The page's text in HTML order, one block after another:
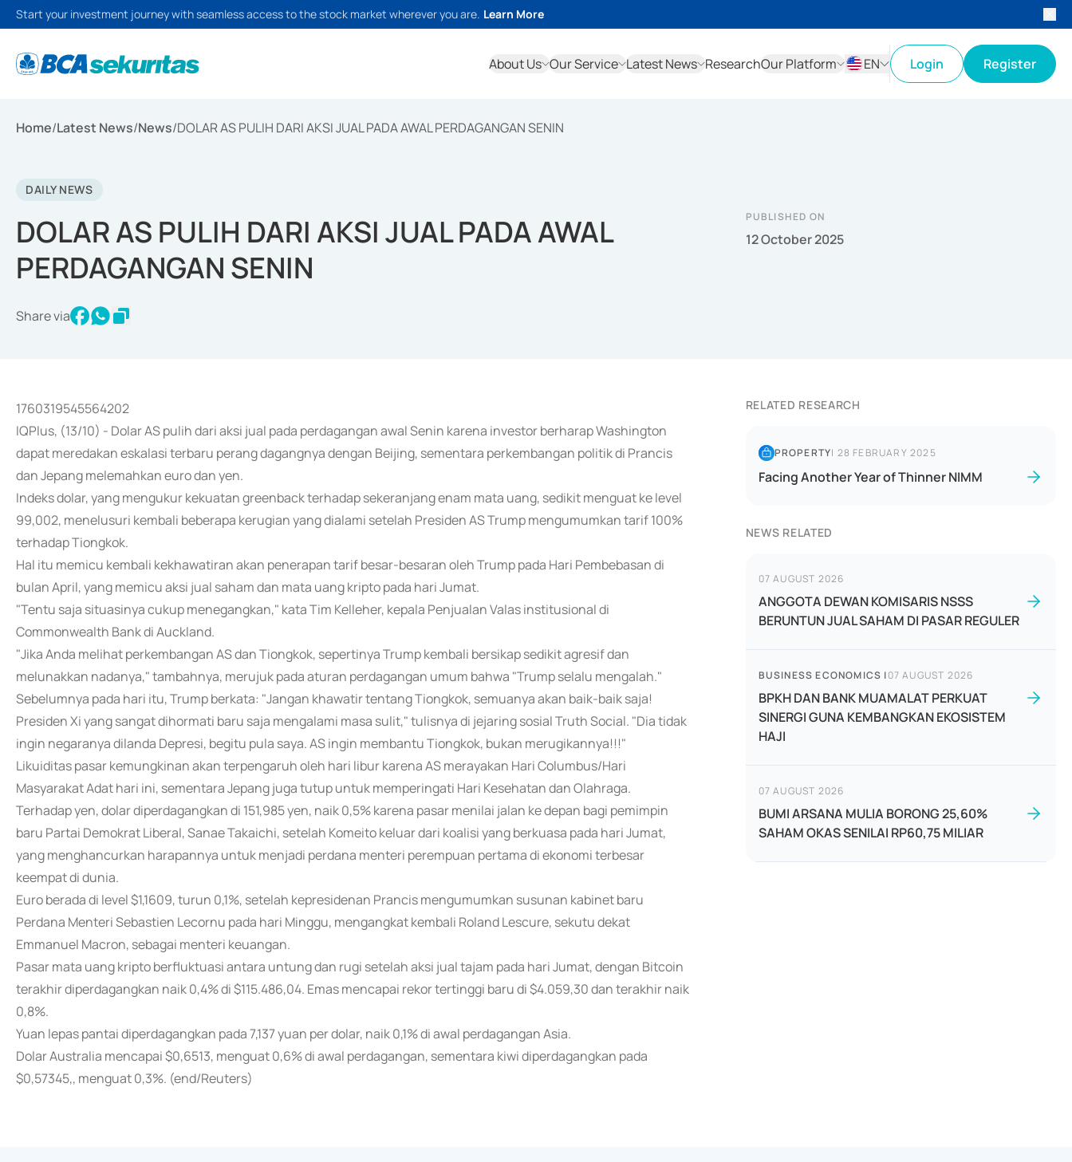
Start your investment journey with seamless access to the stock market wherever you are. Learn More
About Us Our Service Latest News ResearchOur Platform
EN
Login Register
Home/Latest News/News/DOLAR AS PULIH DARI AKSI JUAL PADA AWAL PERDAGANGAN SENIN
DAILY NEWS
DOLAR AS PULIH DARI AKSI JUAL PADA AWAL
PERDAGANGAN SENIN
Share via
PUBLISHED ON
12 October 2025
1760319545564202
IQPlus, (13/10) - Dolar AS pulih dari aksi jual pada perdagangan awal Senin karena investor berharap Washington
dapat meredakan eskalasi terbaru perang dagangnya dengan Beijing, sementara perkembangan politik di Prancis
dan Jepang melemahkan euro dan yen.
Indeks dolar, yang mengukur kekuatan greenback terhadap sekeranjang enam mata uang, sedikit menguat ke level
99,002, menelusuri kembali beberapa kerugian yang dialami setelah Presiden AS Trump mengumumkan tarif 100%
terhadap Tiongkok.
Hal itu memicu kembali kekhawatiran akan penerapan tarif besar-besaran oleh Trump pada Hari Pembebasan di
bulan April, yang memicu aksi jual saham dan mata uang kripto pada hari Jumat.
"Tentu saja situasinya cukup menegangkan," kata Tim Kelleher, kepala Penjualan Valas institusional di
Commonwealth Bank di Auckland.
"Jika Anda melihat perkembangan AS dan Tiongkok, sepertinya Trump kembali bersikap sedikit agresif dan
melunakkan nadanya," tambahnya, merujuk pada aturan perdagangan umum bahwa "Trump selalu mengalah."
Sebelumnya pada hari itu, Trump berkata: "Jangan khawatir tentang Tiongkok, semuanya akan baik-baik saja!
Presiden Xi yang sangat dihormati baru saja mengalami masa sulit," tulisnya di jejaring sosial Truth Social. "Dia tidak
ingin negaranya dilanda Depresi, begitu pula saya. AS ingin membantu Tiongkok, bukan merugikannya!!!"
Likuiditas pasar kemungkinan akan terpengaruh oleh hari libur karena AS merayakan Hari Columbus/Hari
Masyarakat Adat hari ini, sementara Jepang juga tutup untuk memperingati Hari Kesehatan dan Olahraga.
Terhadap yen, dolar diperdagangkan di 151,985 yen, naik 0,5% karena pasar menilai jalan ke depan bagi pemimpin
baru Partai Demokrat Liberal, Sanae Takaichi, setelah Komeito keluar dari koalisi yang berkuasa pada hari Jumat,
yang menghancurkan harapannya untuk menjadi perdana menteri perempuan pertama di ekonomi terbesar
keempat di dunia.
Euro berada di level $1,1609, turun 0,1%, setelah kepresidenan Prancis mengumumkan susunan kabinet baru
Perdana Menteri Sebastien Lecornu pada hari Minggu, mengangkat kembali Roland Lescure, sekutu dekat
Emmanuel Macron, sebagai menteri keuangan.
Pasar mata uang kripto berfluktuasi antara untung dan rugi setelah aksi jual tajam pada hari Jumat, dengan Bitcoin
terakhir diperdagangkan naik 0,4% di $115.486,04. Emas mencapai rekor tertinggi baru di $4.059,30 dan terakhir naik
0,8%.
Yuan lepas pantai diperdagangkan pada 7,137 yuan per dolar, naik 0,1% di awal perdagangan Asia.
Dolar Australia mencapai $0,6513, menguat 0,6% di awal perdagangan, sementara kiwi diperdagangkan pada
$0,57345,, menguat 0,3%. (end/Reuters)
RELATED RESEARCH
PROPERTY| 28 FEBRUARY 2025
Facing Another Year of Thinner NIMM
NEWS RELATED
07 AUGUST 2026
ANGGOTA DEWAN KOMISARIS NSSS
BERUNTUN JUAL SAHAM DI PASAR REGULER
BUSINESS ECONOMICS |07 AUGUST 2026
BPKH DAN BANK MUAMALAT PERKUAT
SINERGI GUNA KEMBANGKAN EKOSISTEM
HAJI
07 AUGUST 2026
BUMI ARSANA MULIA BORONG 25,60%
SAHAM OKAS SENILAI RP60,75 MILIAR